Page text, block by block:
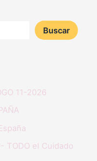
Buscar
11-2026
TODO el Cuidado